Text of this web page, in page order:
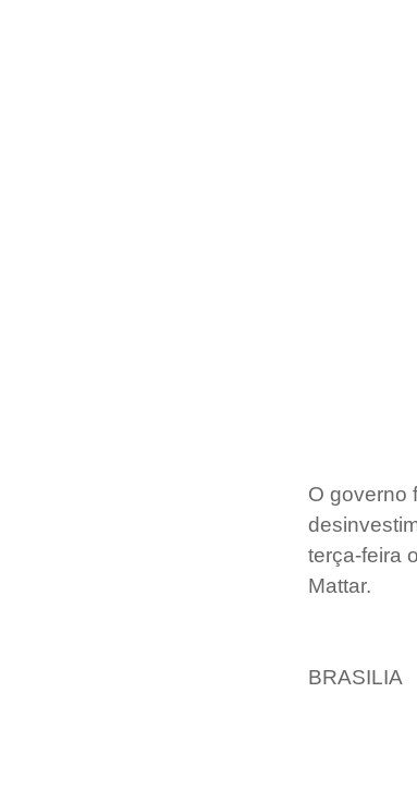
O governo
terça-feira
Mattar.
BRASILIA